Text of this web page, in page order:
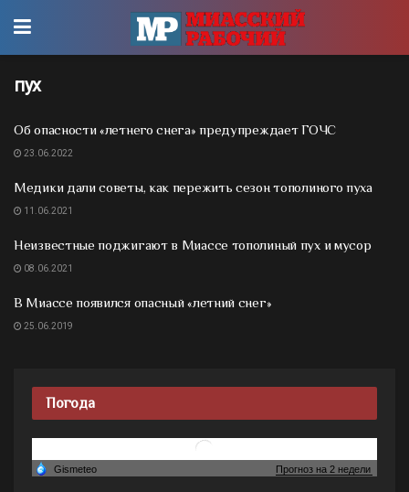
пух
Об опасности «летнего снега» предупреждает ГОЧС
23.06.2022
Медики дали советы, как пережить сезон тополиного пуха
11.06.2021
Неизвестные поджигают в Миассе тополиный пух и мусор
08.06.2021
В Миассе появился опасный «летний снег»
25.06.2019
Погода